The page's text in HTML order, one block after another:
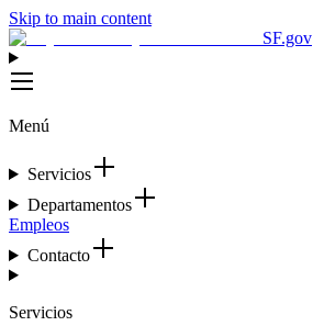
Skip to main content
SF.gov
Menú
Servicios
Departamentos
Empleos
Contacto
Servicios